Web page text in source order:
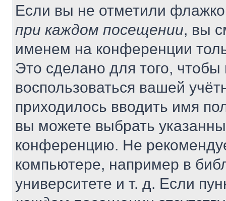
Если вы не отметили
при каждом посещении, вы
именем на конференции
Это сделано для того, чтобы
воспользоваться вашей
приходилось вводить имя
вы можете выбрать
конференцию. Не
компьютере, например в
университете и т. д. Если